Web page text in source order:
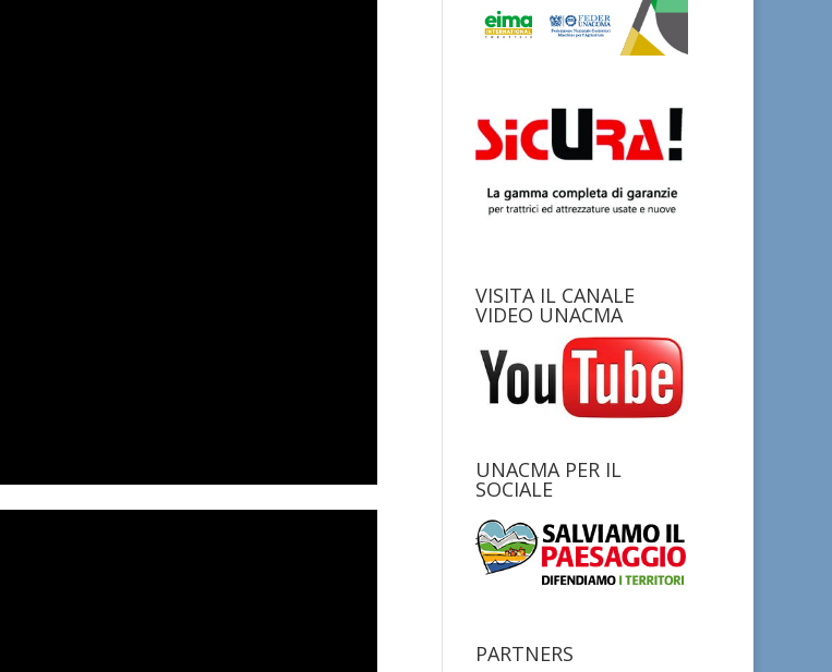
VISITA IL CANALE
VIDEO UNACMA
UNACMA PER IL
SOCIALE
PARTNERS